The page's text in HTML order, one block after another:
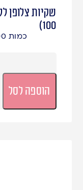
100)
כמות 100 יחידות
הוספה לסל